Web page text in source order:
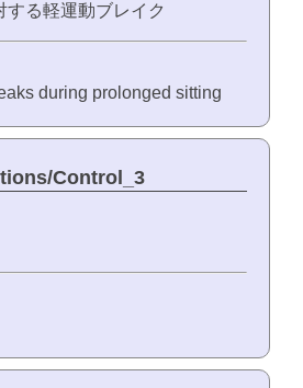
する軽運動ブレイク
during prolonged sitting
Control_3